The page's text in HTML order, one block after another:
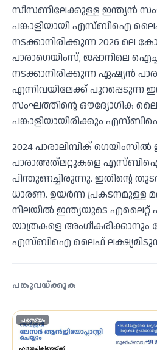
സീസണിലേക്കുള്ള ഇന്ത്യന്‍
പങ്കാളിയായി എസ്ബിഐ
നടക്കാനിരിക്കുന്ന 2026
പാരാഗെയിംസ്, ജപ്പാനിലെ
നടക്കാനിരിക്കുന്ന ഏഷ്യന്‍
എന്നിവയിലേക്ക് പുറപ്പെടുന്ന
സംഘത്തിന്റെ
പങ്കാളിയായിരിക്കും
2024 പാരാലിമ്പിക്
പാരാഅത്‌ലറ്റുകളെ
പിന്തുണച്ചിരുന്നു. ഇതിന്റെ
ധാരണ. ഉയര്‍ന്ന പ്രകടനമുള്ള
നിലയില്‍ ഇന്ത്യയുടെ എലൈറ്റ്
യാത്രകളെ അംഗീകരിക്കാനും
എസ്ബിഐ ലൈഫ്
പങ്കുവയ്ക്കുക
പരസ്യം